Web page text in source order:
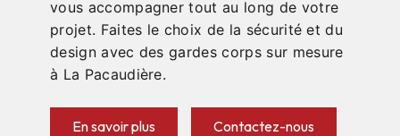
vous accompagner tout au long de votre
projet. Faites le choix de la sécurité et du
design avec des gardes corps sur mesure
à La Pacaudière.
En savoir plus Contactez-nous